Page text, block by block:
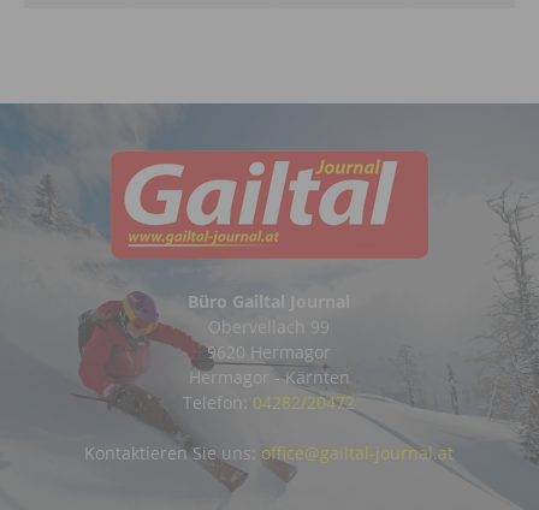
Büro Gailtal Journal
Obervellach 99
9620 Hermagor
Hermagor - Kärnten
Telefon: 04282/20472
Kontaktieren Sie uns: office@gailtal-journal.at